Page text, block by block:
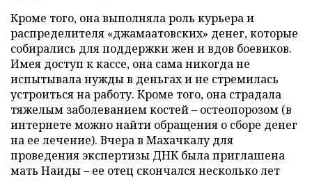
Кроме того, она выполняла роль курьера и
распределителя «джамаатовских» денег, которые
собирались для поддержки жен и вдов боевиков.
Имея доступ к кассе, она сама никогда не
испытывала нужды в деньгах и не стремилась
устроиться на работу. Кроме того, она страдала
тяжелым заболеванием костей – остеопорозом (в
интернете можно найти обращения о сборе денег
на ее лечение). Вчера в Махачкалу для
проведения экспертизы ДНК была приглашена
мать Наиды – ее отец скончался несколько лет